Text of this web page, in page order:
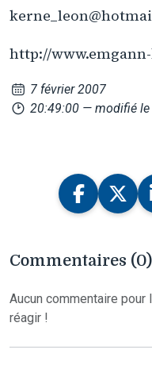
http://
7 février 2007
20:49:00 — modifié
Commentaires (0)
Aucun commentaire
réagir !